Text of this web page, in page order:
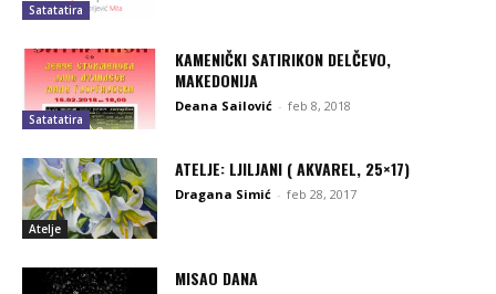
Satatatira
Satatatira
KAMENIČKI SATIRIKON DELČEVO,
MAKEDONIJA
Deana Sailović - feb 8, 2018
Atelje
ATELJE: LJILJANI ( AKVAREL, 25×17)
Dragana Simić - feb 28, 2017
MISAO DANA